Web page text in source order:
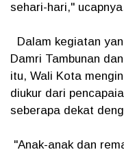
sehari-hari,"
Dalam kegiatan
Damri Tambunan
itu, Wali Kota
diukur dari
seberapa dekat
"Anak-anak dan